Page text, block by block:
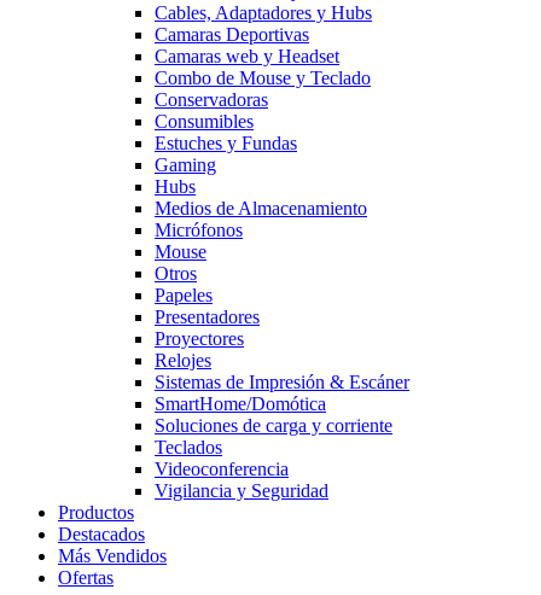
Cables, Adaptadores y Hubs
Camaras Deportivas
Camaras web y Headset
Combo de Mouse y Teclado
Conservadoras
Consumibles
Estuches y Fundas
Gaming
Hubs
Medios de Almacenamiento
Micrófonos
Mouse
Otros
Papeles
Presentadores
Proyectores
Relojes
Sistemas de Impresión & Escáner
SmartHome/Domótica
Soluciones de carga y corriente
Teclados
Videoconferencia
Vigilancia y Seguridad
Productos
Destacados
Más Vendidos
Ofertas